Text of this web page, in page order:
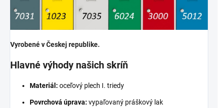
Vyrobené v Českej republike.
Hlavné výhody našich skríň
Materiál: oceľový plech I. triedy
Povrchová úprava: vypaľovaný práškový lak